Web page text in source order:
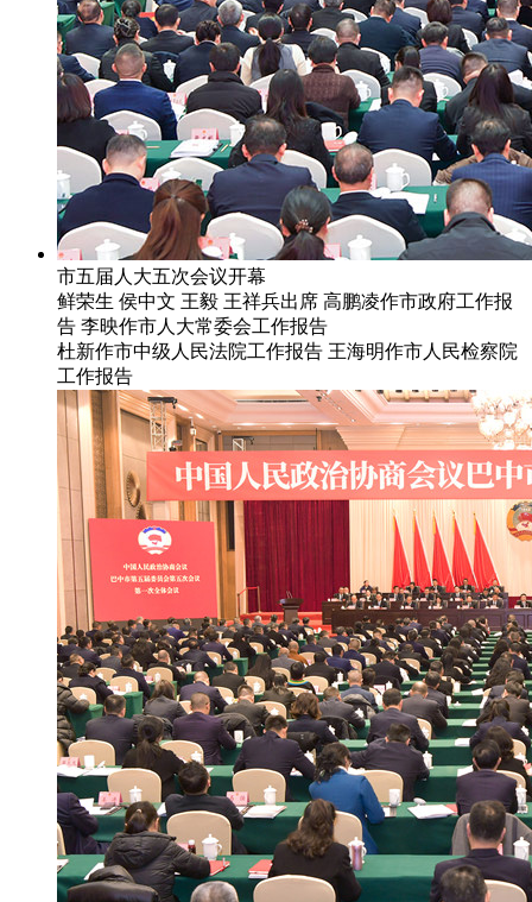
市五届人大五次会议开幕
鲜荣生 侯中文 王毅 王祥兵出席 高鹏凌作市政府工作报
告 李映作市人大常委会工作报告
杜新作市中级人民法院工作报告 王海明作市人民检察院
工作报告